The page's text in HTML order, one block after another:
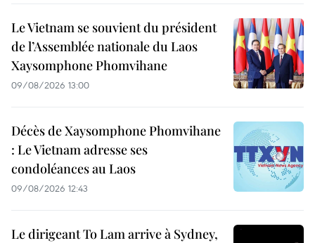
Le Vietnam se souvient du président
de l’Assemblée nationale du Laos
Xaysomphone Phomvihane
09/08/2026 13:00
Décès de Xaysomphone Phomvihane
: Le Vietnam adresse ses
condoléances au Laos
09/08/2026 12:43
Le dirigeant To Lam arrive à Sydney,